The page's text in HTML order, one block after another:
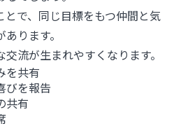
とで、同じ目標をもつ仲間と気
ります。
流が生まれやすくなります。
を共有
びを報告
共有